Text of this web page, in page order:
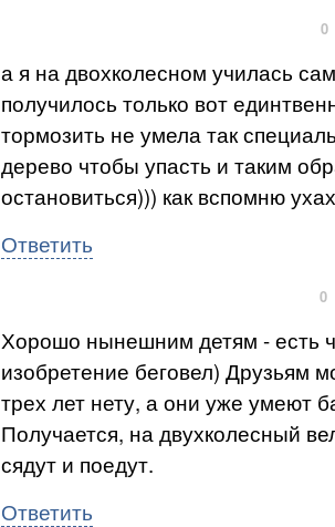
0
а я на двохколесном училась
получилось только вот
тормозить не умела так
дерево чтобы упасть и таким
остановиться))) как вспомню
Ответить
0
Хорошо нынешним детям - есть
изобретение беговел) Друзьям
трех лет нету, а они уже умеют
Получается, на двухколесный
сядут и поедут.
Ответить